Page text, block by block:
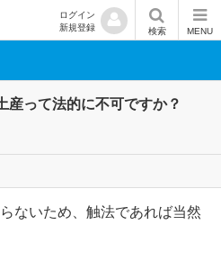
ログイン
新規登録
検索 MENU
産って法的に不可ですか？
ないため、触法であれば当然